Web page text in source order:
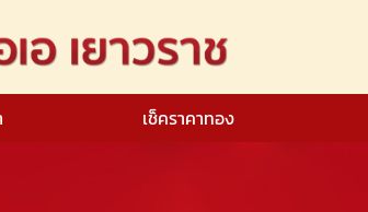
เช็คราคาทอง